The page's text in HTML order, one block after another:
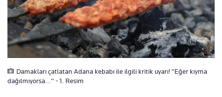
Damakları çatlatan Adana kebabı ile ilgili kritik uyarı! "Eğer kıyma
dağılmıyorsa..." - 1. Resim